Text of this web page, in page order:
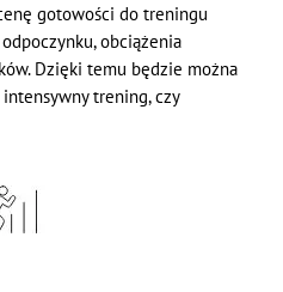
gotowości do treningu
obciążenia
Dzięki temu będzie można
trening, czy